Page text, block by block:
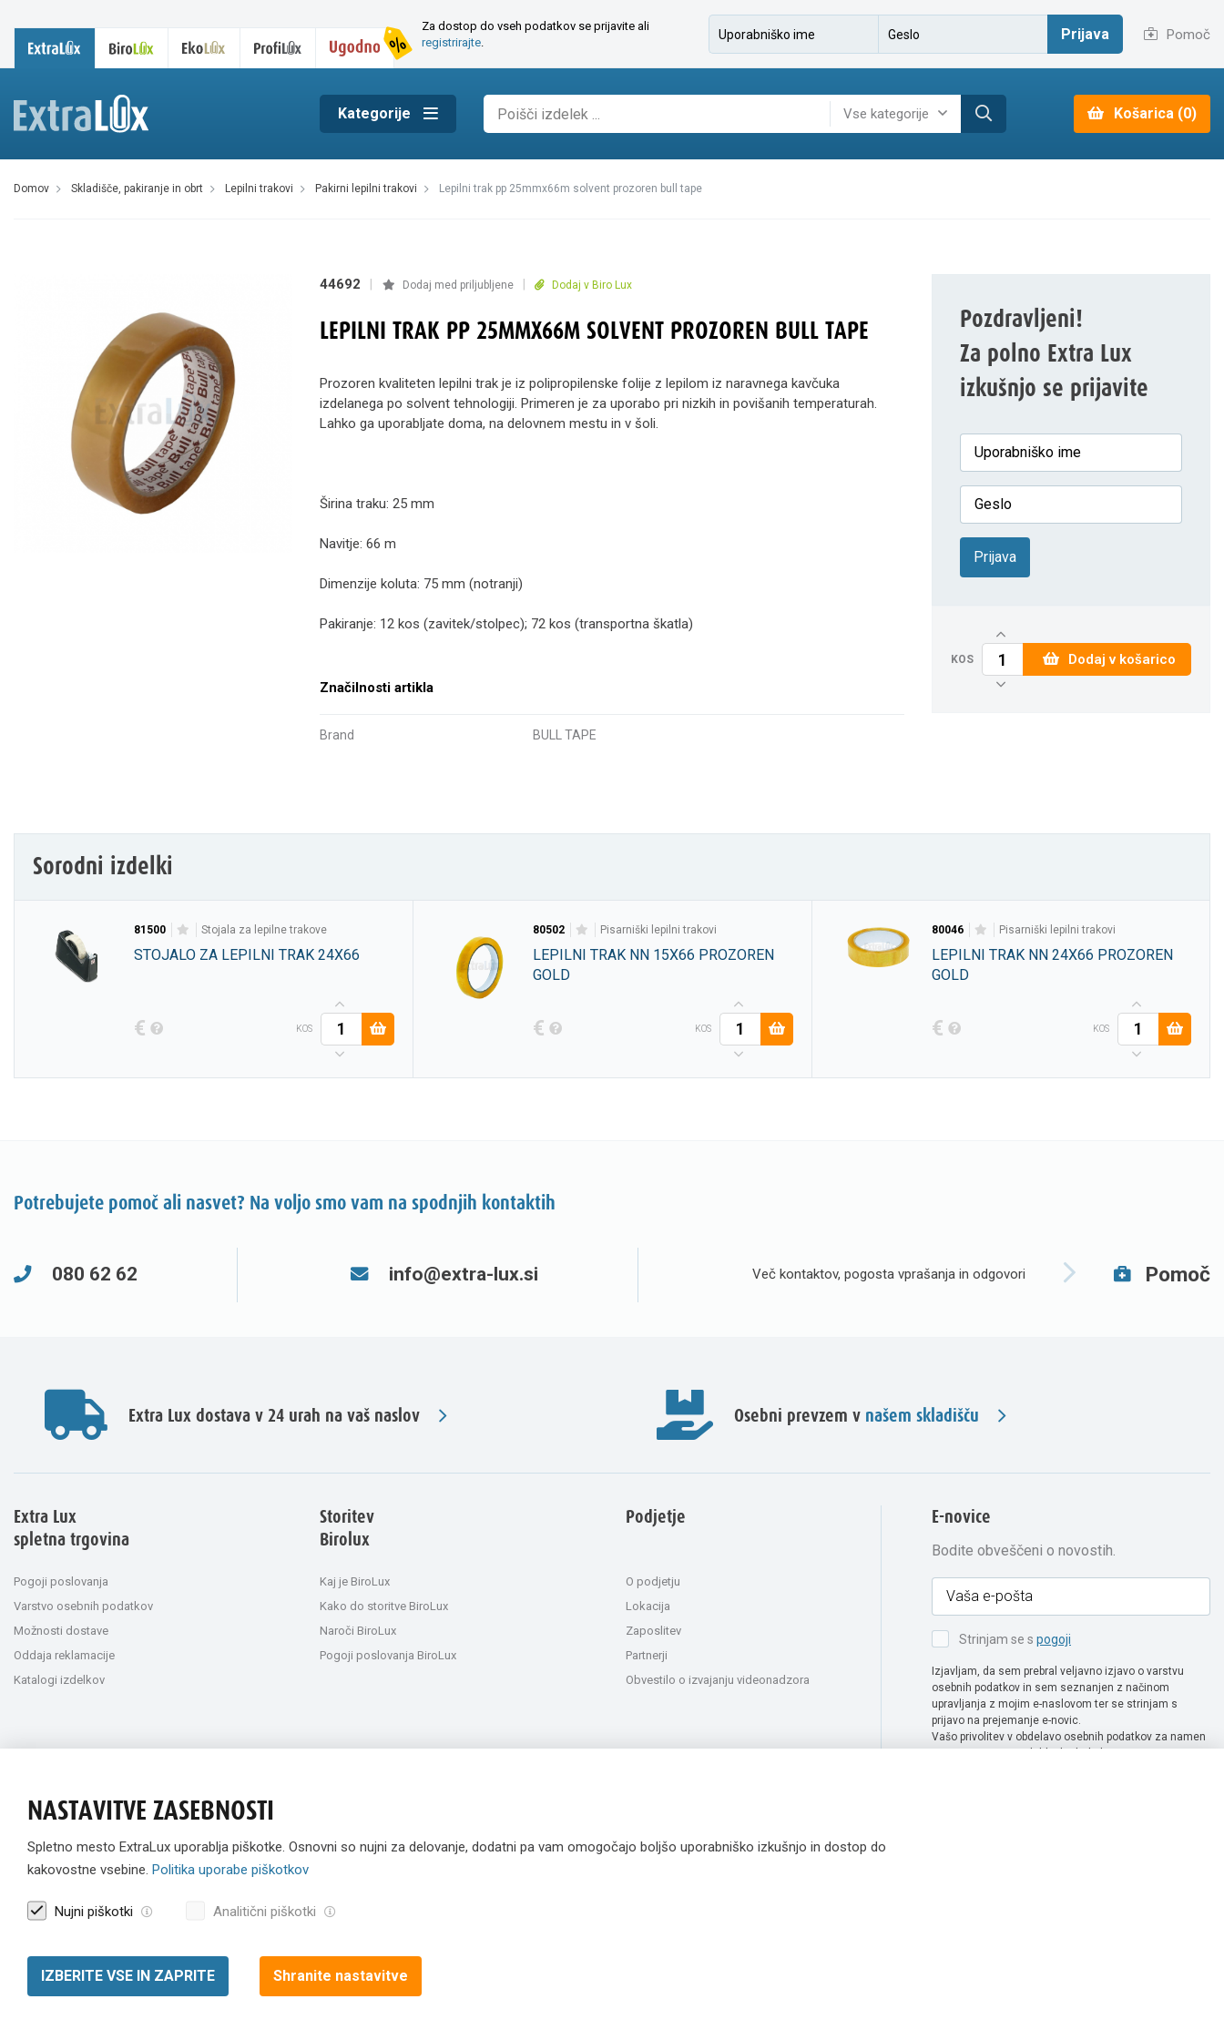
Za dostop do vseh podatkov se prijavite ali
registrirajte
Prijava Pomoč
Kategorije Vse kategorije Košarica (0)
domov skladišče, pakiranje in obrt lepilni trakovi pakirni lepilni trakovi lepilni trak pp 25mmx66m solvent prozoren bull tape
44692 Dodaj med priljubljene Dodaj v Biro Lux
LEPILNI TRAK PP 25MMX66M SOLVENT PROZOREN BULL TAPE
Prozoren kvaliteten lepilni trak je iz polipropilenske folije z lepilom iz naravnega kavčuka
izdelanega po solvent tehnologiji. Primeren je za uporabo pri nizkih in povišanih temperaturah.
Lahko ga uporabljate doma, na delovnem mestu in v šoli.
Širina traku: 25 mm
Navitje: 66 m
Dimenzije koluta: 75 mm (notranji)
Pakiranje: 12 kos (zavitek/stolpec); 72 kos (transportna škatla)
Značilnosti artikla
Brand BULL TAPE
Pozdravljeni!
Za polno Extra Lux
izkušnjo se prijavite
Prijava
KOS Dodaj v košarico
Sorodni izdelki
81500 stojala za lepilne trakove
STOJALO ZA LEPILNI TRAK 24X66
€ KOS
80502 pisarniški lepilni trakovi
LEPILNI TRAK NN 15X66 PROZOREN
GOLD
€ KOS
80046 pisarniški lepilni trakovi
LEPILNI TRAK NN 24X66 PROZOREN
GOLD
€ KOS
Potrebujete pomoč ali nasvet? Na voljo smo vam na spodnjih kontaktih
080 62 62 info@extra-lux.si Več kontaktov, pogosta vprašanja in odgovori Pomoč
Extra Lux dostava v 24 urah na vaš naslov Osebni prevzem v našem skladišču
Extra Lux
spletna trgovina
Pogoji poslovanja
Varstvo osebnih podatkov
Možnosti dostave
Oddaja reklamacije
Katalogi izdelkov
Storitev
Birolux
Kaj je BiroLux
Kako do storitve BiroLux
Naroči BiroLux
Pogoji poslovanja BiroLux
Podjetje
O podjetju
Lokacija
Zaposlitev
Partnerji
Obvestilo o izvajanju videonadzora
E-novice
Bodite obveščeni o novostih.
Strinjam se s pogoji
Izjavljam, da sem prebral veljavno izjavo o varstvu
osebnih podatkov in sem seznanjen z načinom
upravljanja z mojim e-naslovom ter se strinjam s
prijavo na prejemanje e-novic.
Vašo privolitev v obdelavo osebnih podatkov za namen
NASTAVITVE ZASEBNOSTI
Spletno mesto ExtraLux uporablja piškotke. Osnovni so nujni za delovanje, dodatni pa vam omogočajo boljšo uporabniško izkušnjo in dostop do
kakovostne vsebine. Politika uporabe piškotkov
Nujni piškotki Analitični piškotki
IZBERITE VSE IN ZAPRITE Shranite nastavitve